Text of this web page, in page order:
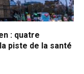
: quatre
piste de la santé